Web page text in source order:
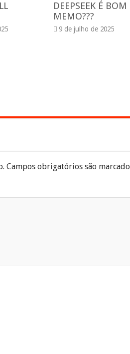
DEEPSEEK É BOM
MEMO???
9 de julho de 2025
Campos obrigatórios são